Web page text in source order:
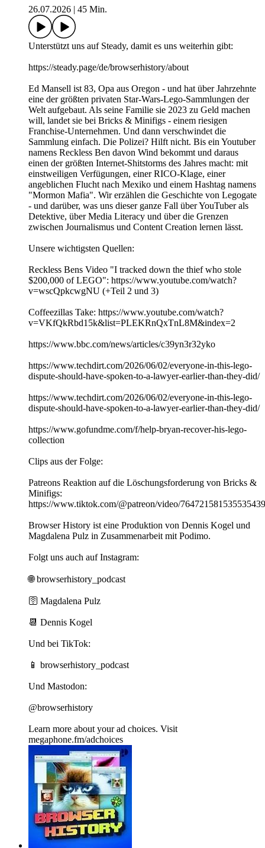
26.07.2026
45 Min.
Unterstützt uns auf ⁠⁠⁠⁠⁠⁠⁠Steady⁠⁠⁠⁠⁠⁠⁠, damit es uns weiterhin gibt:
⁠⁠⁠⁠⁠⁠⁠https://steady.page/de/browserhistory/about
Ed Mansell ist 83, Opa aus Oregon - und hat über Jahrzehnte
eine der größten privaten Star-Wars-Lego-Sammlungen der
Welt aufgebaut. Als seine Familie sie 2023 zu Geld machen
will, landet sie bei Bricks & Minifigs - einem riesigen
Franchise-Unternehmen. Und dann verschwindet die
Sammlung einfach. Die Polizei? Hilft nicht. Bis ein Youtuber
namens Reckless Ben davon Wind bekommt und daraus
einen der größten Internet-Shitstorms des Jahres macht: mit
einstweiligen Verfügungen, einer RICO-Klage, einer
angeblichen Flucht nach Mexiko und einem Hashtag namens
"Mormon Mafia". Wir erzählen die Geschichte von Legogate
- und darüber, was uns dieser ganze Fall über YouTuber als
Detektive, über Media Literacy und über die Grenzen
zwischen Journalismus und Content Creation lernen lässt.
Unsere wichtigsten Quellen:
Reckless Bens Video "I tracked down the thief who stole
$200,000 of LEGO": https://www.youtube.com/watch?
v=wscQpkcwgNU (+Teil 2 und 3)
Coffeezillas Take: https://www.youtube.com/watch?
v=VKfQkRbd15k&list=PLEKRnQxTnL8M&index=2
https://www.bbc.com/news/articles/c39yn3r32yko
https://www.techdirt.com/2026/06/02/everyone-in-this-lego-
dispute-should-have-spoken-to-a-lawyer-earlier-than-they-did/
https://www.techdirt.com/2026/06/02/everyone-in-this-lego-
dispute-should-have-spoken-to-a-lawyer-earlier-than-they-did/
https://www.gofundme.com/f/help-bryan-recover-his-lego-
collection
Clips aus der Folge:
Patreons Reaktion auf die Löschungsforderung von Bricks &
Minifigs:
https://www.tiktok.com/@patreon/video/
Browser History ist eine Produktion von Dennis Kogel und
Magdalena Pulz in Zusammenarbeit mit Podimo.
Folgt uns auch auf Instagram:
🌐 ⁠⁠⁠⁠⁠⁠⁠⁠⁠browserhistory_podcast⁠⁠⁠⁠⁠⁠⁠⁠⁠
🛜 ⁠⁠⁠⁠⁠⁠⁠⁠⁠Magdalena Pulz⁠⁠⁠⁠⁠⁠⁠⁠⁠
📆 ⁠⁠⁠⁠⁠⁠⁠⁠⁠Dennis Kogel⁠⁠⁠⁠⁠⁠⁠⁠⁠
Und bei TikTok:
📱 ⁠⁠⁠⁠⁠⁠⁠⁠⁠browserhistory_podcast⁠⁠
Und Mastodon:
⁠⁠@browserhistory
Learn more about your ad choices. Visit
megaphone.fm/adchoices